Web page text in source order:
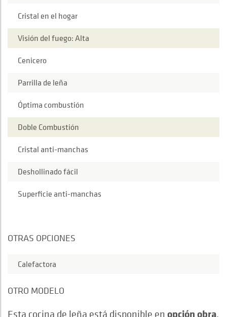
Cristal en el hogar
Visión del fuego: Alta
Cenicero
Parrilla de leña
Óptima combustión
Doble Combustión
Cristal anti-manchas
Deshollinado fácil
Superficie anti-manchas
OTRAS OPCIONES
Calefactora
OTRO MODELO
Esta cocina de leña está disponible en opción obra.